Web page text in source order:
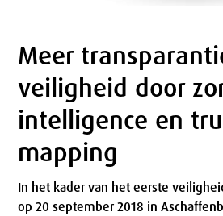
Tekst
Meer
veiligheid door
intelligence en
mapping
In het kader van het eerste
op 20 september 2018 in